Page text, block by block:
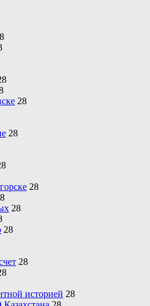
28
28
28
28
28
28
историей 28